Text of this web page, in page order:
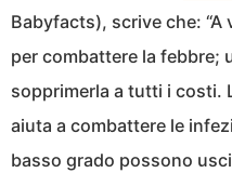
Babyfacts), scrive che: “A
per combattere la febbre;
sopprimerla a tutti i costi.
aiuta a combattere le
basso grado possono